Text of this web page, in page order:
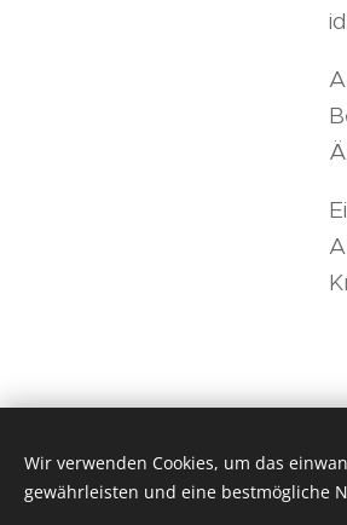
Wir verwenden Cookies, um das
gewährleisten und eine bestmögliche